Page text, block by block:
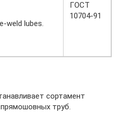
weld lubes.
ГОСТ
10704-91
сортамент
труб.